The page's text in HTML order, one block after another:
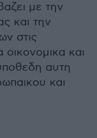
με την
και την
στις
και
αυτη
και